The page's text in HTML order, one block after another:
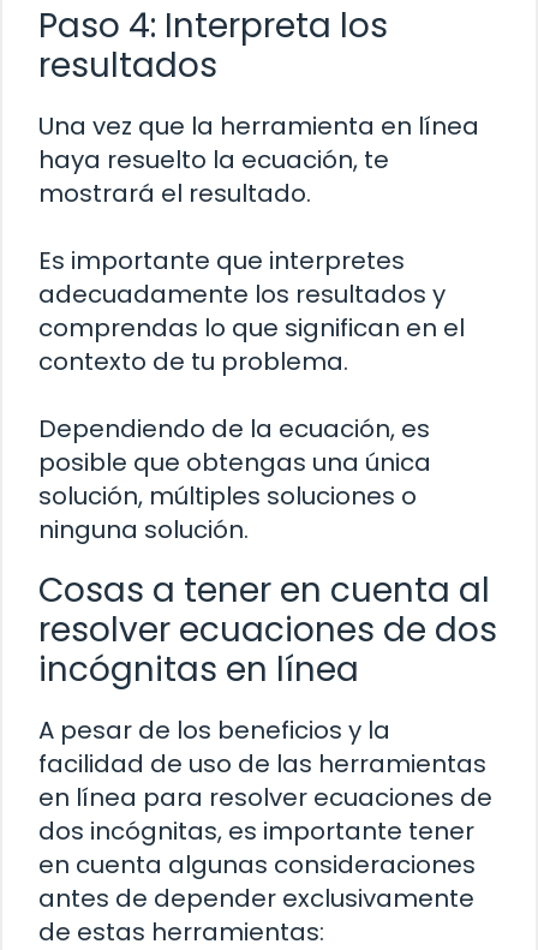
Paso 4: Interpreta los
resultados
Una vez que la herramienta en línea
haya resuelto la ecuación, te
mostrará el resultado.
Es importante que interpretes
adecuadamente los resultados y
comprendas lo que significan en el
contexto de tu problema.
Dependiendo de la ecuación, es
posible que obtengas una única
solución, múltiples soluciones o
ninguna solución.
Cosas a tener en cuenta al
resolver ecuaciones de dos
incógnitas en línea
A pesar de los beneficios y la
facilidad de uso de las herramientas
en línea para resolver ecuaciones de
dos incógnitas, es importante tener
en cuenta algunas consideraciones
antes de depender exclusivamente
de estas herramientas: